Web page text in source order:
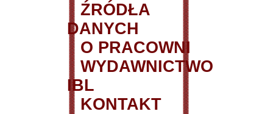
ŹRÓDŁA
DANYCH
O PRACOWNI
WYDAWNICTWO
IBL
KONTAKT